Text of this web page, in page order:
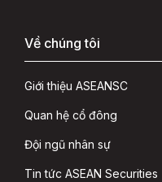
Về chúng tôi
Giới thiệu ASEANSC
Quan hệ cổ đông
Đội ngũ nhân sự
Tin tức ASEAN Securities